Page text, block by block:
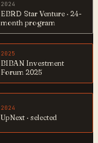
2024
EBRD Star Venture · 24-
month program
2025
BIBAN Investment
Forum 2025
2024
UpNext · selected